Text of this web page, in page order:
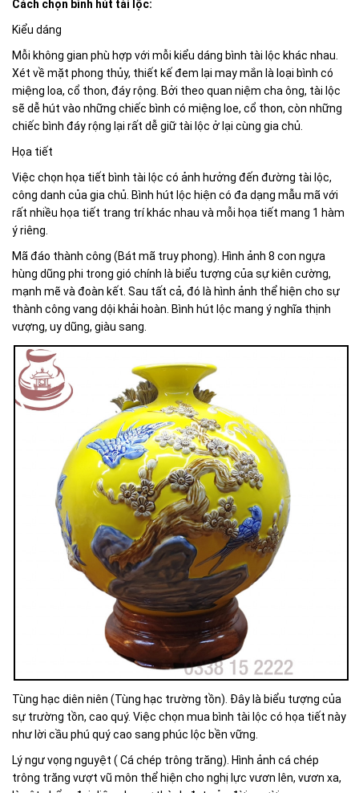
Cách chọn bình hút tài lộc:
Kiểu dáng
Mỗi không gian phù hợp với mỗi kiểu dáng bình tài lộc khác nhau.
Xét về mặt phong thủy, thiết kế đem lại may mắn là loại bình có
miệng loa, cổ thon, đáy rộng. Bởi theo quan niệm cha ông, tài lộc
sẽ dễ hút vào những chiếc bình có miệng loe, cổ thon, còn những
chiếc bình đáy rộng lại rất dễ giữ tài lộc ở lại cùng gia chủ.
Họa tiết
Việc chọn họa tiết bình tài lộc có ảnh hưởng đến đường tài lộc,
công danh của gia chủ. Bình hút lộc hiện có đa dạng mẫu mã với
rất nhiều họa tiết trang trí khác nhau và mỗi họa tiết mang 1 hàm
ý riêng.
Mã đáo thành công (Bát mã truy phong). Hình ảnh 8 con ngựa
hùng dũng phi trong gió chính là biểu tượng của sự kiên cường,
mạnh mẽ và đoàn kết. Sau tất cả, đó là hình ảnh thể hiện cho sự
thành công vang dội khải hoàn. Bình hút lộc mang ý nghĩa thịnh
vượng, uy dũng, giàu sang.
Tùng hạc diên niên (Tùng hạc trường tồn). Đây là biểu tượng của
sự trường tồn, cao quý. Việc chọn mua bình tài lộc có họa tiết này
như lời cầu phú quý cao sang phúc lộc bền vững.
Lý ngư vọng nguyệt ( Cá chép trông trăng). Hình ảnh cá chép
trông trăng vượt vũ môn thể hiện cho nghị lực vươn lên, vươn xa,